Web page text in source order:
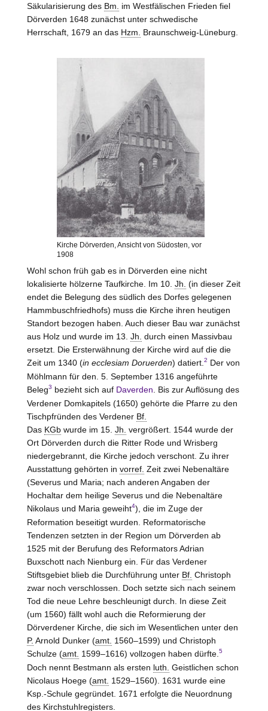
Säkularisierung des Bm.
im Westfälischen Frieden fiel
Dörverden 1648 zunächst unter schwedische
Herrschaft, 1679 an das Hzm. Braunschweig-Lüneburg.
Kirche Dörverden, Ansicht von Südosten, vor
1908
Wohl schon früh gab es in Dörverden eine nicht
lokalisierte hölzerne Taufkirche. Im 10. Jh. (in dieser Zeit
endet die Belegung des südlich des Dorfes gelegenen
Hammbuschfriedhofs) muss die Kirche ihren heutigen
Standort bezogen haben. Auch dieser Bau war zunächst
aus Holz und wurde im 13. Jh. durch einen Massivbau
ersetzt. Die Ersterwähnung der Kirche wird auf die die
Zeit um 1340 (in ecclesiam Doruerden) datiert. 2 Der von
Möhlmann für den. 5. September 1316 angeführte
Beleg3 bezieht sich auf Daverden . Bis zur Auflösung des
Verdener Domkapitels (1650) gehörte die Pfarre zu den
Tischpfründen des Verdener Bf.
Das KGbwurde im 15. Jh. vergrößert. 1544 wurde der
Ort Dörverden durch die Ritter Rode und Wrisberg
niedergebrannt, die Kirche jedoch verschont. Zu ihrer
Ausstattung gehörten in vorref. Zeit zwei Nebenaltäre
(Severus und Maria; nach anderen Angaben der
Hochaltar dem heilige Severus und die Nebenaltäre
Nikolaus und Maria geweiht4), die im Zuge der
Reformation beseitigt wurden. Reformatorische
Tendenzen setzten in der Region um Dörverden ab
1525 mit der Berufung des Reformators Adrian
Buxschott nach Nienburg ein. Für das Verdener
Stiftsgebiet blieb die Durchführung unter Bf. Christoph
zwar noch verschlossen. Doch setzte sich nach seinem
Tod die neue Lehre beschleunigt durch. In diese Zeit
(um 1560) fällt wohl auch die Reformierung der
Dörverdener Kirche, die sich im Wesentlichen unter den
P. Arnold Dunker (amt. 1560–1599) und Christoph
Schulze (amt. 1599–1616) vollzogen haben dürfte. 5
Doch nennt Bestmann als ersten luth. Geistlichen schon
Nicolaus Hoege (amt. 1529–1560). 1631 wurde eine
Ksp.-Schule gegründet. 1671 erfolgte die Neuordnung
des Kirchstuhlregisters.